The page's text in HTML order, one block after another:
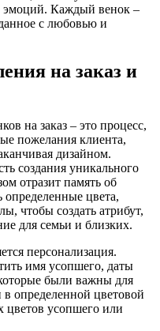
эмоций. Каждый венок –
с любовью и
на заказ и
на заказ – это процесс,
пожелания клиента,
дизайном.
создания уникального
отразит память об
цвета,
чтобы создать атрибут,
для семьи и близких.
персонализация.
имя усопшего, даты
были важны для
определенной цветовой
цветов усопшего или